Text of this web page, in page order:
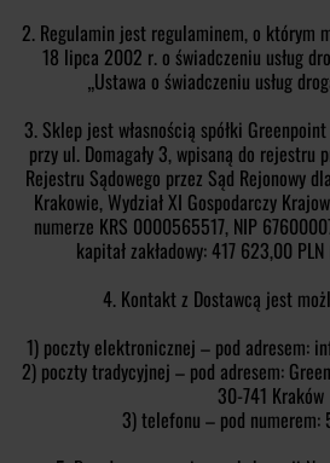
2. Regulamin jest regulaminem, o którym
18 lipca 2002 r. o świadczeniu usług
„Ustawa o świadczeniu usług
3. Sklep jest własnością spółki
przy ul. Domagały 3, wpisaną do rejestru
Rejestru Sądowego przez Sąd Rejonowy
Krakowie, Wydział XI Gospodarczy
numerze KRS 0000565517, NIP
kapitał zakładowy: 417 623,00
4. Kontakt z Dostawcą jest
1) poczty elektronicznej – pod adresem:
2) poczty tradycyjnej – pod adresem:
30-741 Kraków
3) telefonu – pod numerem: